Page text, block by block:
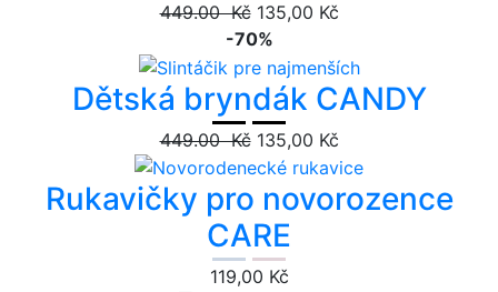
449.00 Kč 135,00 Kč
-70%
Dětská bryndák CANDY
449.00 Kč 135,00 Kč
Rukavičky pro novorozence
CARE
119,00 Kč